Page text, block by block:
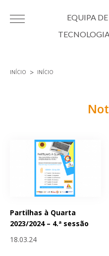
EQUIPA DE
INÍCIO INÍCIO
Partilhas à Quarta
2023/2024 – 4.ª sessão
18.03.24
Páginas